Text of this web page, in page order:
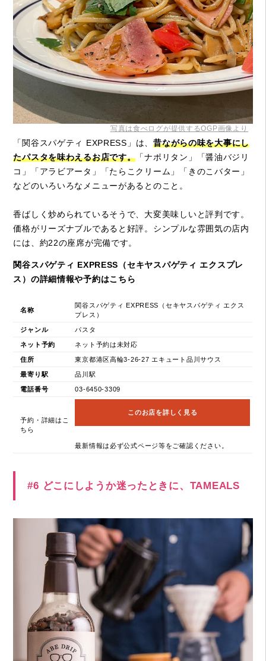
写真は食べログが提供するOGP画像より
「関谷スパゲティ EXPRESS」は、昔ながらの味を大事にし
たパスタを味わえるお店です。 「ナポリタン」「醤油バジリ
コ」「アラビアータ」「たらこクリーム」「きのこバター」
などのいろいろなメニューがあるとのこと。
香ばしく炒められているそうで、大変美味しいと評判です。
価格がリーズナブルであると好評。シンプルな雰囲気の店内
には、約22の座席が完備です。
関谷スパゲティ EXPRESS（セキヤスパゲティ エクスプレ
ス）の詳細情報や予約はこちら
名称
関谷スパゲティ EXPRESS（セキヤスパゲティ エクス
プレス）
ジャンル パスタ
ネット予約 ネット予約は未対応
住所 東京都港区高輪3-26-27 エキュート品川サウス
最寄り駅 品川駅
電話番号 03-6450-3309
予約・詳細はこ
ちら
このお店を詳しく見る
最新情報は必ず公式ページ等をご確認ください。
#6 どこにしようか迷ったときに、TAMEALS